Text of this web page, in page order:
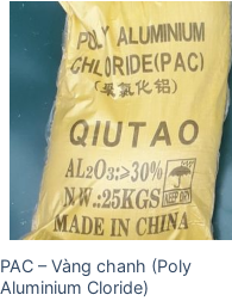
Add to
wishlist
PAC – Vàng chanh (Poly
Aluminium Cloride)